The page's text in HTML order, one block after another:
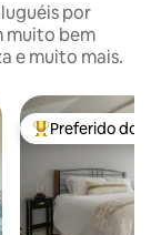
por
muito bem
e muito mais.
Entre os
Preferido dos